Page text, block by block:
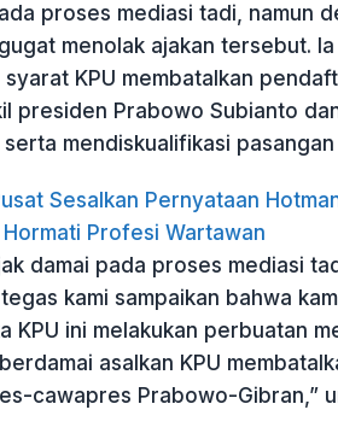
proses mediasi tadi, namun
menolak ajakan tersebut. Ia
KPU membatalkan
presiden Prabowo Subianto
serta mendiskualifikasi
Sesalkan Pernyataan
Hormati Profesi Wartawan
damai pada proses mediasi
kami sampaikan bahwa
KPU ini melakukan perbuatan
asalkan KPU
cawapres Prabowo-Gibran,”